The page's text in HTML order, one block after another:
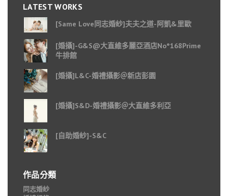
LATEST WORKS
[Same Love同志婚紗]夫夫之道-阿凱&里歐
[婚攝]-G&S@大直維多麗亞酒店No°168Prime
牛排館
[婚攝]L&C-婚禮攝影＠新店彭園
[婚攝]S&D-婚禮攝影＠大直維多利亞
[自助婚紗]-S&C
作品分類
同志婚紗